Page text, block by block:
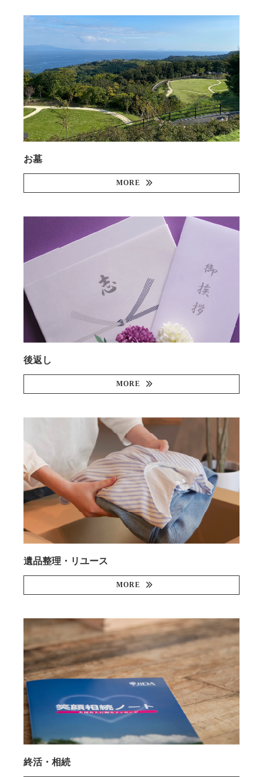
お墓
MORE
後返し
MORE
遺品整理・リユース
MORE
終活・相続